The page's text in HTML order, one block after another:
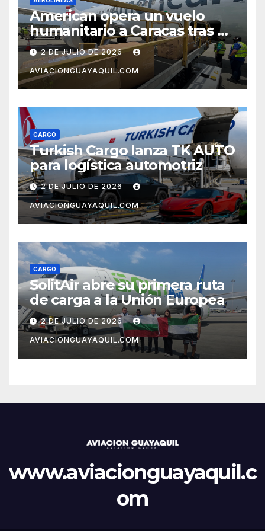
American opera un vuelo
humanitario a Caracas tras el
terremoto en Venezuela
2 DE JULIO DE 2026
AVIACIONGUAYAQUIL.COM
CARGO
Turkish Cargo lanza TK AUTO
para logística automotriz
2 DE JULIO DE 2026
AVIACIONGUAYAQUIL.COM
CARGO
SolitAir abre su primera ruta
de carga a la Unión Europea
2 DE JULIO DE 2026
AVIACIONGUAYAQUIL.COM
www.aviacionguayaquil.c
om